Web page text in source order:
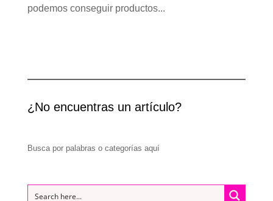
podemos conseguir productos...
¿No encuentras un artículo?
Busca por palabras o categorías aquí